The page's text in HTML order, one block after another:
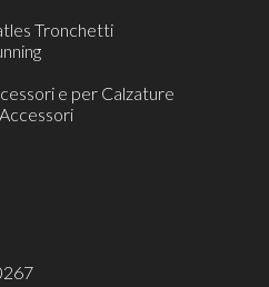
Tronchetti
e per Calzature